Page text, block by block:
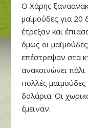
Ο Χάρης
μαϊμούδες για 20
έτρεξαν και
όμως οι
επέστρεψαν στα
ανακοινώνει
πολλές
δολάρια. Οι
έμειναν.